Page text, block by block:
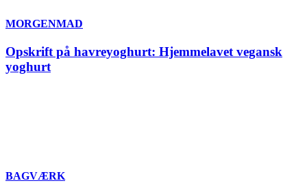
MORGENMAD
Opskrift på havreyoghurt: Hjemmelavet vegansk
yoghurt
BAGVÆRK